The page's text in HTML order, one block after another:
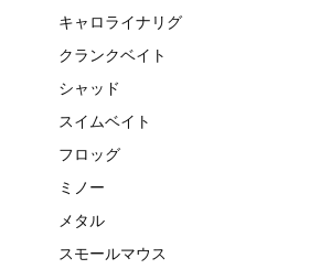
キャロライナリグ
クランクベイト
シャッド
スイムベイト
フロッグ
ミノー
メタル
スモールマウス